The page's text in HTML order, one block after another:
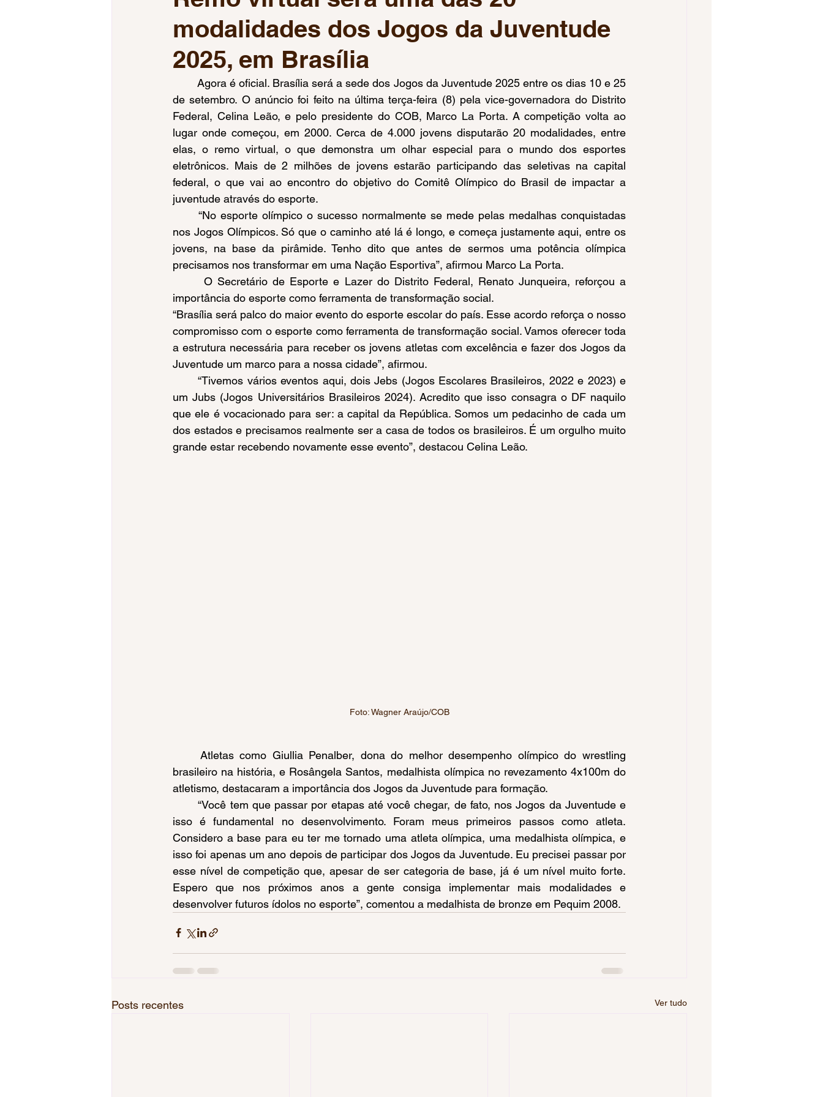
Jogos da Juventude Jogos Olímpicos Paris 2024 Mundial de Natação Paralímpica Voleibol Feminino
Esgrima
Voleibol Feminino Mundial de Ginástica Artística Críquete Jogos Pan-Americanos 2023
modalidades dos Jogos da Juventude
2025, em Brasília
	Agora é oficial. Brasília será a sede dos Jogos da Juventude 2025 entre os dias 10 e 25
de setembro. O anúncio foi feito na última terça-feira (8) pela vice-governadora do Distrito
Federal, Celina Leão, e pelo presidente do COB, Marco La Porta. A competição volta ao
lugar onde começou, em 2000. Cerca de 4.000 jovens disputarão 20 modalidades, entre
elas, o remo virtual, o que demonstra um olhar especial para o mundo dos esportes
eletrônicos. Mais de 2 milhões de jovens estarão participando das seletivas na capital
federal, o que vai ao encontro do objetivo do Comitê Olímpico do Brasil de impactar a
juventude através do esporte.
nos Jogos Olímpicos. Só que o caminho até lá é longo, e começa justamente aqui, entre os
jovens, na base da pirâmide. Tenho dito que antes de sermos uma potência olímpica
precisamos nos transformar em uma Nação Esportiva”, afirmou Marco La Porta.
importância do esporte como ferramenta de transformação social.
“Brasília será palco do maior evento do esporte escolar do país. Esse acordo reforça o nosso
compromisso com o esporte como ferramenta de transformação social. Vamos oferecer toda
a estrutura necessária para receber os jovens atletas com excelência e fazer dos Jogos da
Juventude um marco para a nossa cidade”, afirmou.
	“Tivemos vários eventos aqui, dois Jebs (Jogos Escolares Brasileiros, 2022 e 2023) e
um Jubs (Jogos Universitários Brasileiros 2024). Acredito que isso consagra o DF naquilo
que ele é vocacionado para ser: a capital da República. Somos um pedacinho de cada um
dos estados e precisamos realmente ser a casa de todos os brasileiros. É um orgulho muito
grande estar recebendo novamente esse evento”, destacou Celina Leão.
Foto: Wagner Araújo/COB
brasileiro na história, e Rosângela Santos, medalhista olímpica no revezamento 4x100m do
atletismo, destacaram a importância dos Jogos da Juventude para formação.
	“Você tem que passar por etapas até você chegar, de fato, nos Jogos da Juventude e
isso é fundamental no desenvolvimento. Foram meus primeiros passos como atleta.
Considero a base para eu ter me tornado uma atleta olímpica, uma medalhista olímpica, e
isso foi apenas um ano depois de participar dos Jogos da Juventude. Eu precisei passar por
esse nível de competição que, apesar de ser categoria de base, já é um nível muito forte.
Espero que nos próximos anos a gente consiga implementar mais modalidades e
desenvolver futuros ídolos no esporte”, comentou a medalhista de bronze em Pequim 2008.
Posts recentes Ver tudo